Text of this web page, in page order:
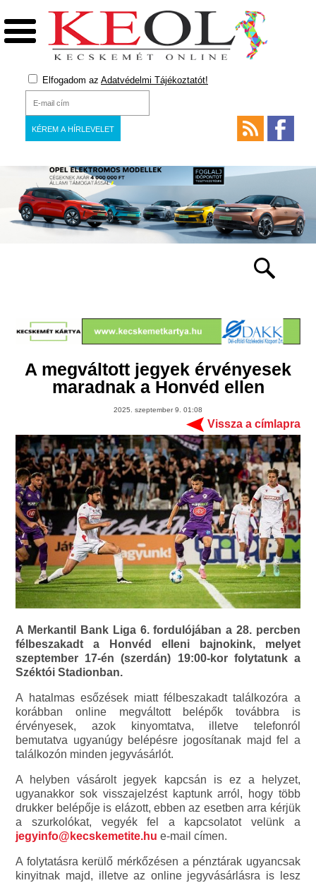
Elfogadom az Adatvédelmi Tájékoztatót!
A megváltott jegyek érvényesek
maradnak a Honvéd ellen
2025. szeptember 9. 01:08
Vissza a címlapra
A Merkantil Bank Liga 6. fordulójában a 28. percben
félbeszakadt a Honvéd elleni bajnokink, melyet
szeptember 17-én (szerdán) 19:00-kor folytatunk a
Széktói Stadionban.
A hatalmas esőzések miatt félbeszakadt találkozóra a
korábban online megváltott belépők továbbra is
érvényesek, azok kinyomtatva, illetve telefonról
bemutatva ugyanúgy belépésre jogosítanak majd fel a
találkozón minden jegyvásárlót.
A helyben vásárolt jegyek kapcsán is ez a helyzet,
ugyanakkor sok visszajelzést kaptunk arról, hogy több
drukker belépője is elázott, ebben az esetben arra kérjük
a szurkolókat, vegyék fel a kapcsolatot velünk a
jegyinfo@kecskemetite.hu e-mail címen.
A folytatásra kerülő mérkőzésen a pénztárak ugyancsak
kinyitnak majd, illetve az online jegyvásárlásra is lesz